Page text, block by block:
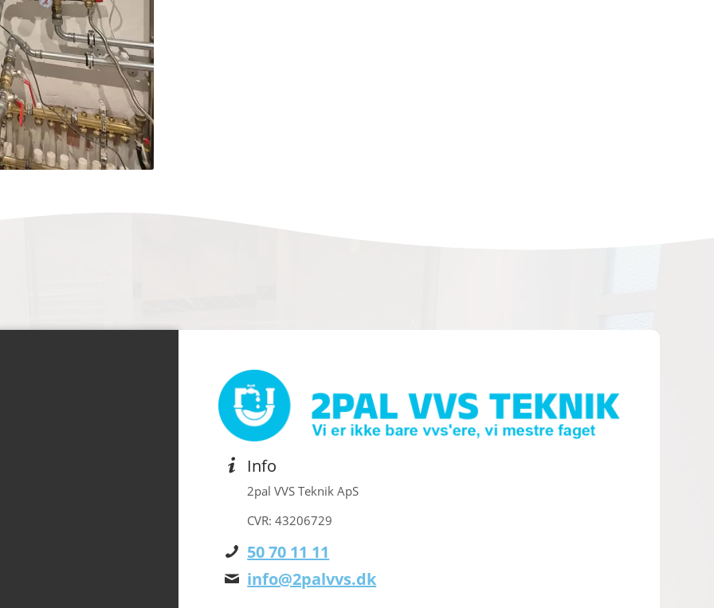
Info
2pal VVS Teknik ApS
CVR: 43206729
50 70 11 11
info@2palvvs.dk